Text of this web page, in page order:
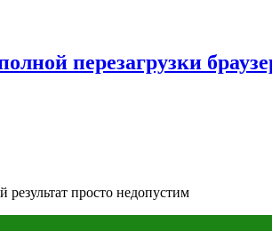
перезагрузки
просто недопустим